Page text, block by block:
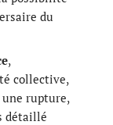
du
,
collective,
rupture,
détaillé